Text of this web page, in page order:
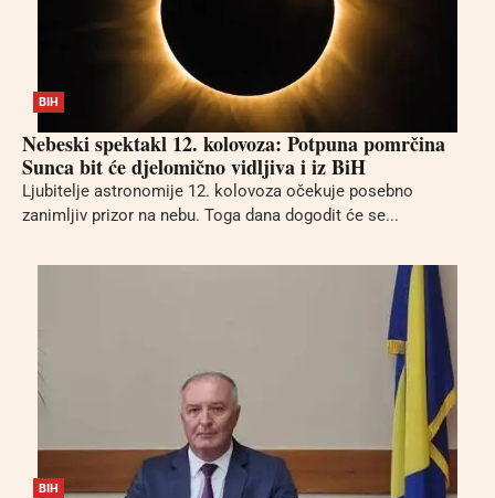
BIH
Nebeski spektakl 12. kolovoza: Potpuna pomrčina
Sunca bit će djelomično vidljiva i iz BiH
Ljubitelje astronomije 12. kolovoza očekuje posebno
zanimljiv prizor na nebu. Toga dana dogodit će se...
BIH